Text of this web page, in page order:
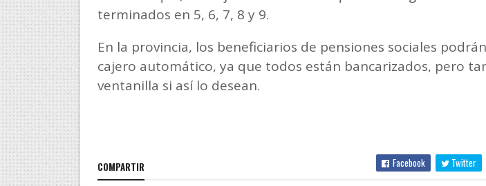
terminados en 5, 6, 7, 8 y 9.
En la provincia, los beneficiarios de pensiones sociales
cajero automático, ya que todos están bancarizados, pero
ventanilla si así lo desean.
COMPARTIR Facebook Twitter